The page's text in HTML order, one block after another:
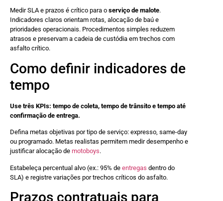
Medir SLA e prazos é crítico para o serviço de malote.
Indicadores claros orientam rotas, alocação de baú e
prioridades operacionais. Procedimentos simples reduzem
atrasos e preservam a cadeia de custódia em trechos com
asfalto crítico.
Como definir indicadores de
tempo
Use três KPIs: tempo de coleta, tempo de trânsito e tempo até
confirmação de entrega.
Defina metas objetivas por tipo de serviço: expresso, same-day
ou programado. Metas realistas permitem medir desempenho e
justificar alocação de motoboys.
Estabeleça percentual alvo (ex.: 95% de entregas dentro do
SLA) e registre variações por trechos críticos do asfalto.
Prazos contratuais para